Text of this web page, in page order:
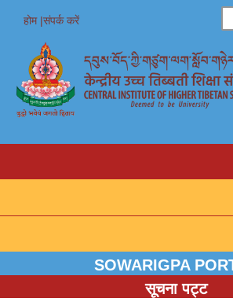
होम |संपर्क करें
SOWARIGPA
सूचना पट्ट